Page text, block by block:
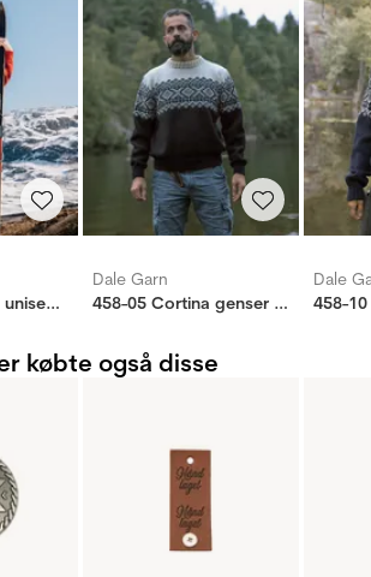
370-17b Cortina unisex genser
Dale Garn
458-05 Cortina genser unisex
Dale
købte også disse